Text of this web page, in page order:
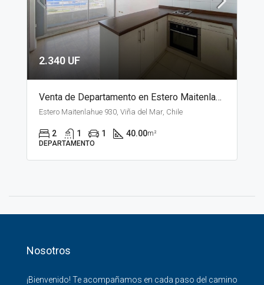
2.340 UF
Venta de Departamento en Estero Maitenlahue, Santiago
Estero Maitenlahue 930, Viña del Mar, Chile
2 1 1 40.00m²
DEPARTAMENTO
Nosotros
¡Bienvenido! Te acompañamos en cada paso del camino